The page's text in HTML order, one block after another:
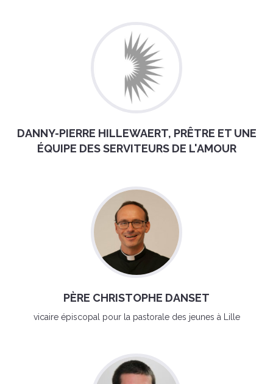
DANNY-PIERRE HILLEWAERT, PRÊTRE ET UNE
ÉQUIPE DES SERVITEURS DE L'AMOUR
PÈRE CHRISTOPHE DANSET
vicaire épiscopal pour la pastorale des jeunes à Lille